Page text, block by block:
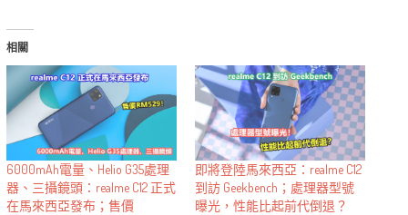
相關
6000mAh電量、Helio G35處理
器、三攝鏡頭：realme C12 正式
在馬來西亞發布；售價
即將登陸馬來西亞：realme C12
到訪 Geekbench；處理器型號
曝光，性能比起前代倒退？